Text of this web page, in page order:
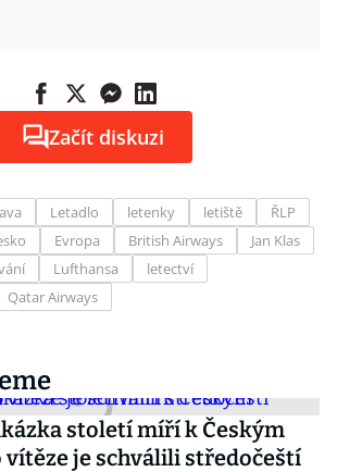
Začít diskuzi
Letadlo letenky letiště
ŘLP
Evropa British Airways
Jan Klas
Lufthansa
letectví
Qatar Airways
století míří k Českým
vítěze je schválili středočeští